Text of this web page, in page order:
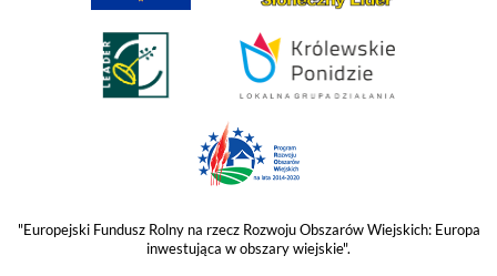
"Europejski Fundusz Rolny na rzecz Rozwoju Obszarów Wiejskich: Europa
inwestująca w obszary wiejskie".